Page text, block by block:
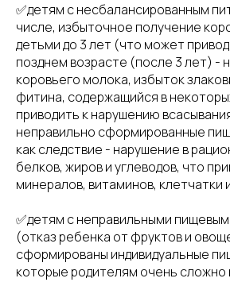
✅детям с несбалансированным
числе, избыточное получение
детьми до 3 лет (что может
позднем возрасте (после 3 лет) -
коровьего молока, избыток
фитина, содержащийся в
приводить к нарушению
неправильно сформированные
как следствие - нарушение в
белков, жиров и углеводов, что
минералов, витаминов, клетчатки
✅детям с неправильными
(отказ ребенка от фруктов и
сформированы индивидуальные
которые родителям очень